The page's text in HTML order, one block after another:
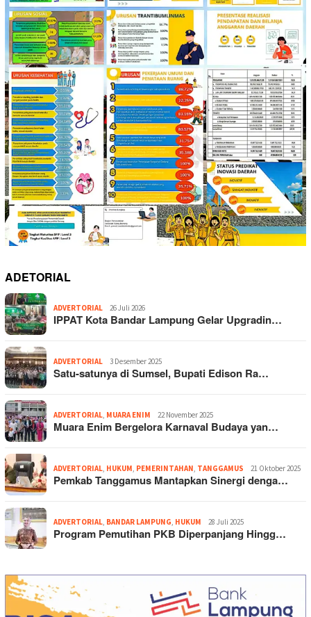
ADETORIAL
ADVERTORIAL 26 Juli 2026
IPPAT Kota Bandar Lampung Gelar Upgradin…
ADVERTORIAL 3 Desember 2025
Satu-satunya di Sumsel, Bupati Edison Ra…
ADVERTORIAL MUARA ENIM 22 November 2025
Muara Enim Bergelora Karnaval Budaya yan…
ADVERTORIAL HUKUM PEMERINTAHAN TANGGAMUS 21 Oktober 2025
Pemkab Tanggamus Mantapkan Sinergi denga…
ADVERTORIAL BANDAR LAMPUNG HUKUM 28 Juli 2025
Program Pemutihan PKB Diperpanjang Hingg…